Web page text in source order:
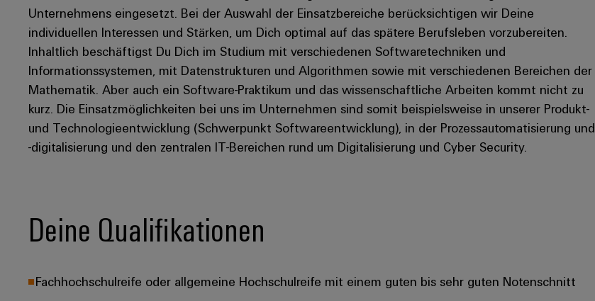
Unternehmens eingesetzt. Bei der Auswahl der Einsatzbereiche berücksichtigen wir Deine
individuellen Interessen und Stärken, um Dich optimal auf das spätere Berufsleben vorzubereiten.
Inhaltlich beschäftigst Du Dich im Studium mit verschiedenen Softwaretechniken und
Informationssystemen, mit Datenstrukturen und Algorithmen sowie mit verschiedenen Bereichen der
Mathematik. Aber auch ein Software-Praktikum und das wissenschaftliche Arbeiten kommt nicht zu
kurz. Die Einsatzmöglichkeiten bei uns im Unternehmen sind somit beispielsweise in unserer Produkt-
und Technologieentwicklung (Schwerpunkt Softwareentwicklung), in der Prozessautomatisierung und
-digitalisierung und den zentralen IT-Bereichen rund um Digitalisierung und Cyber Security. ​
Deine Qualifikationen
Fachhochschulreife oder allgemeine Hochschulreife mit einem guten bis sehr guten Notenschnitt